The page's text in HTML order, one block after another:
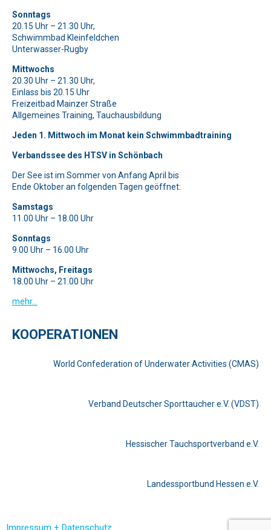
Bitte beweise, dass du kein Spambot bist und wähle das
Bitte lasse dieses Feld leer.
Bitte beweise, dass du kein Spambot bist und wähle das
Symbol
Bitte lasse dieses Feld leer.
Bitte beweise, dass du kein Spambot bist und wähle das
Bitte lasse dieses Feld leer.
Bitte beweise, dass du kein Spambot bist und wähle das
Bitte lasse dieses Feld leer.
Bitte beweise, dass du kein Spambot bist und wähle das
SymbolStern
Sonntags
20.15 Uhr – 21.30 Uhr,
Schwimmbad Kleinfeldchen
Unterwasser-Rugby
Mittwochs
20.30 Uhr – 21.30 Uhr,
Einlass bis 20.15 Uhr
Freizeitbad Mainzer Straße
Allgemeines Training, Tauchausbildung
Jeden 1. Mittwoch im Monat kein Schwimmbadtraining
Verbandssee des HTSV in Schönbach
Der See ist im Sommer von Anfang April bis
Ende Oktober an folgenden Tagen geöffnet:
Samstags
11.00 Uhr – 18.00 Uhr
Sonntags
9.00 Uhr – 16.00 Uhr
Mittwochs, Freitags
18.00 Uhr – 21.00 Uhr
mehr…
KOOPERATIONEN
World Confederation of Underwater Activities (CMAS)
Verband Deutscher Sporttaucher e.V. (VDST)
Hessischer Tauchsportverband e.V.
Landessportbund Hessen e.V.
Impressum + Datenschutz